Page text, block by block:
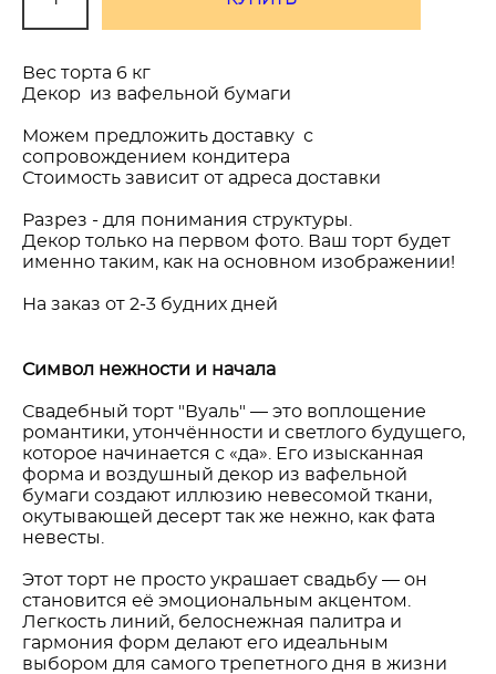
Вес торта 6 кг
Декор из вафельной бумаги
Можем предложить доставку с
сопровождением кондитера
Стоимость зависит от адреса доставки
Разрез - для понимания структуры.
Декор только на первом фото. Ваш торт будет
именно таким, как на основном изображении!
На заказ от 2-3 будних дней
Символ нежности и начала
Свадебный торт "Вуаль" — это воплощение
романтики, утончённости и светлого будущего,
которое начинается с «да». Его изысканная
форма и воздушный декор из вафельной
бумаги создают иллюзию невесомой ткани,
окутывающей десерт так же нежно, как фата
невесты.
Этот торт не просто украшает свадьбу — он
становится её эмоциональным акцентом.
Легкость линий, белоснежная палитра и
гармония форм делают его идеальным
выбором для самого трепетного дня в жизни